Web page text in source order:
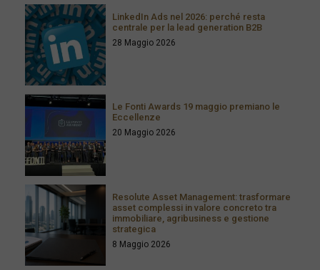
LinkedIn Ads nel 2026: perché resta
centrale per la lead generation B2B
28 Maggio 2026
Le Fonti Awards 19 maggio premiano le
Eccellenze
20 Maggio 2026
Resolute Asset Management: trasformare
asset complessi in valore concreto tra
immobiliare, agribusiness e gestione
strategica
8 Maggio 2026